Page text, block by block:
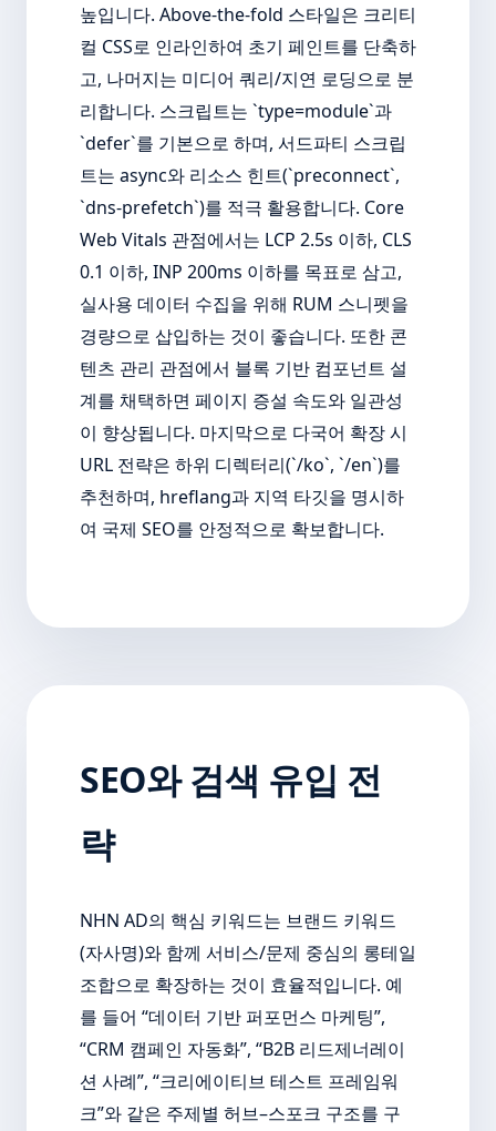
높입니다. Above-the-fold 스타일은 크리티
컬 CSS로 인라인하여 초기 페인트를 단축하
고, 나머지는 미디어 쿼리/지연 로딩으로 분
리합니다. 스크립트는 `type=module`과
`defer`를 기본으로 하며, 서드파티 스크립
트는 async와 리소스 힌트(`preconnect`,
`dns-prefetch`)를 적극 활용합니다. Core
Web Vitals 관점에서는 LCP 2.5s 이하, CLS
0.1 이하, INP 200ms 이하를 목표로 삼고,
실사용 데이터 수집을 위해 RUM 스니펫을
경량으로 삽입하는 것이 좋습니다. 또한 콘
텐츠 관리 관점에서 블록 기반 컴포넌트 설
계를 채택하면 페이지 증설 속도와 일관성
이 향상됩니다. 마지막으로 다국어 확장 시
URL 전략은 하위 디렉터리(`/ko`, `/en`)를
추천하며, hreflang과 지역 타깃을 명시하
여 국제 SEO를 안정적으로 확보합니다.
SEO와 검색 유입 전
략
NHN AD의 핵심 키워드는 브랜드 키워드
(자사명)와 함께 서비스/문제 중심의 롱테일
조합으로 확장하는 것이 효율적입니다. 예
를 들어 “데이터 기반 퍼포먼스 마케팅”,
“CRM 캠페인 자동화”, “B2B 리드제너레이
션 사례”, “크리에이티브 테스트 프레임워
크”와 같은 주제별 허브–스포크 구조를 구